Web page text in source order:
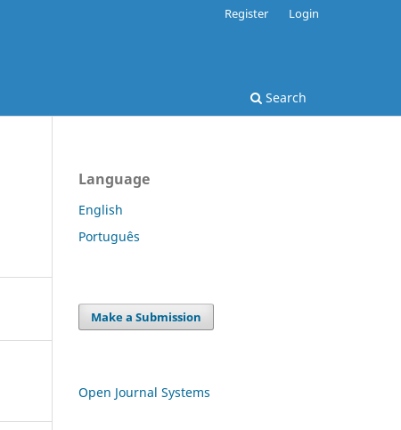
Search
Register Login
Language
English
Português
Make a Submission
Open Journal Systems